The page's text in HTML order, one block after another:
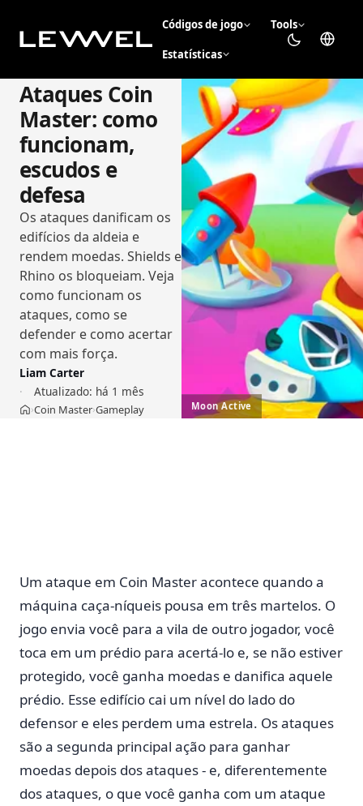
Códigos de jogo Tools
Estatísticas
Ataques Coin
Master: como
funcionam,
escudos e
defesa
Os ataques danificam os
edifícios da aldeia e
rendem moedas. Shields e
Rhino os bloqueiam. Veja
como funcionam os
ataques, como se
defender e como acertar
com mais força.
Liam Carter
Atualizado: há 1 mês
Início
›Coin Master›Gameplay Moon Active
Um ataque em Coin Master acontece quando a
máquina caça-níqueis pousa em três martelos. O
jogo envia você para a vila de outro jogador, você
toca em um prédio para acertá-lo e, se não estiver
protegido, você ganha moedas e danifica aquele
prédio. Esse edifício cai um nível do lado do
defensor e eles perdem uma estrela. Os ataques
são a segunda principal ação para ganhar
moedas depois dos ataques - e, diferentemente
dos ataques, o que você ganha com um ataque